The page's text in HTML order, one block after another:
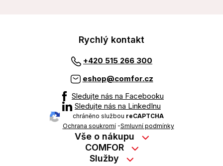
Rychlý kontakt
+420 515 266 300
eshop@comfor.cz
Sledujte nás na Facebooku
Sledujte nás na LinkedInu
chráněno službou reCAPTCHA
Ochrana soukromí-Smluvní podmínky
Vše o nákupu
Nákup na splátky
COMFOR
Kontakty
Služby